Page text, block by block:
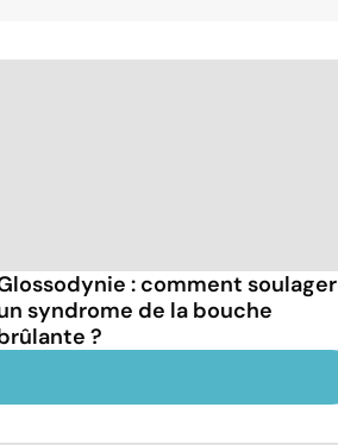
: comment soulager
syndrome de la bouche
?